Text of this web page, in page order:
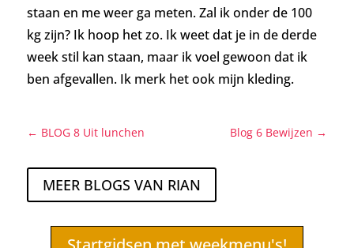
staan en me weer ga meten. Zal ik onder de 100
kg zijn? Ik hoop het zo. Ik weet dat je in de derde
week stil kan staan, maar ik voel gewoon dat ik
ben afgevallen. Ik merk het ook mijn kleding.
← BLOG 8 Uit lunchen Blog 6 Bewijzen →
MEER BLOGS VAN RIAN